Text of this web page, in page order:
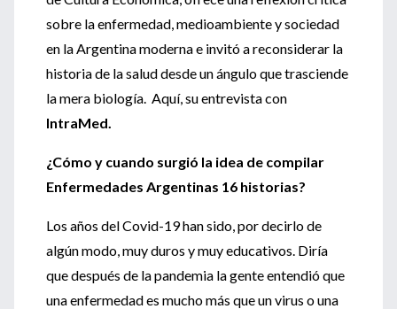
sobre la enfermedad, medioambiente y sociedad
en la Argentina moderna e invitó a reconsiderar la
historia de la salud desde un ángulo que trasciende
la mera biología. Aquí, su entrevista con
IntraMed.
¿Cómo y cuando surgió la idea de compilar
Enfermedades Argentinas 16 historias?
Los años del Covid-19 han sido, por decirlo de
algún modo, muy duros y muy educativos. Diría
que después de la pandemia la gente entendió que
una enfermedad es mucho más que un virus o una